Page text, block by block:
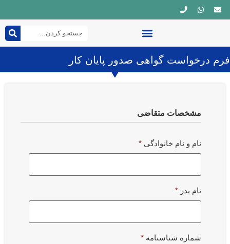
فرم درخواست گواهی صدور پایان کار
مشخصات متقاضی
نام و نام خانوادگی *
نام پدر *
شماره شناسنامه *